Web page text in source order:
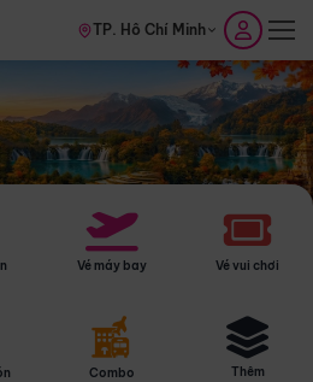
TP. Hồ Chí Minh
Vé máy bay Vé vui chơi
Combo Thêm